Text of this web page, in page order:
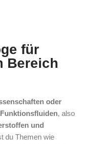
für
Bereich
oder
Funktionsfluiden, also
und
du Themen wie